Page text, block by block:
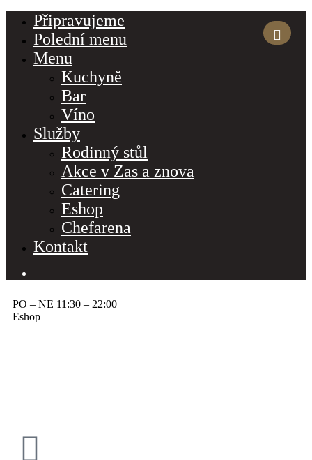
Připravujeme
Polední menu
Menu
Kuchyně
Bar
Víno
Služby
Rodinný stůl
Akce v Zas a znova
Catering
Eshop
Chefarena
Kontakt
PO – NE 11:30 – 22:00
Eshop